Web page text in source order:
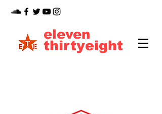
thirtyeight
eleven